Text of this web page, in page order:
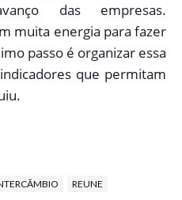
das empresas.
muita energia para fazer
passo é organizar essa
que permitam
REUNE